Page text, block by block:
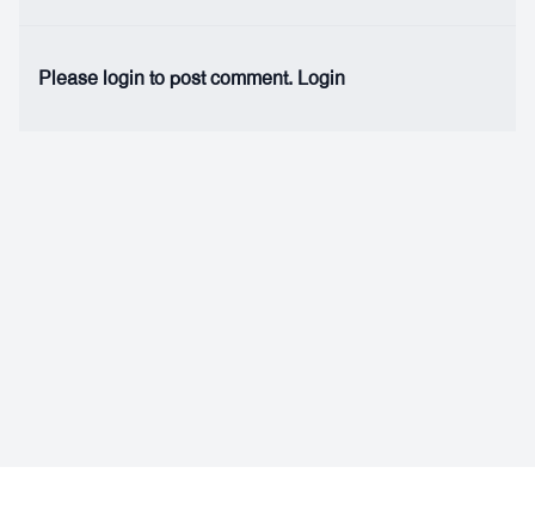
Please login to post comment. Login